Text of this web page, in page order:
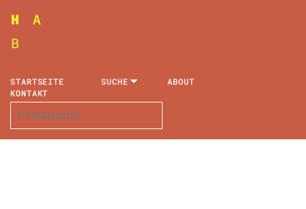
STARTSEITE SUCHE
ABOUT
KONTAKT